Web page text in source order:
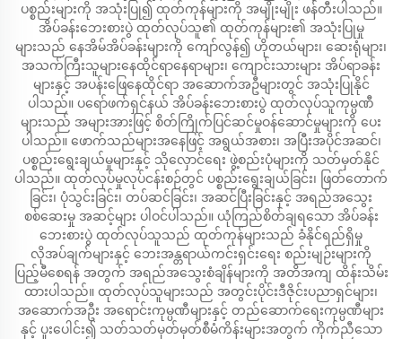
ပစ္စည်းများကို အသုံးပြု၍ ထုတ်ကုန်များကို အမျိုးမျိုး ဖန်တီးပါသည်။
အိပ်ခန်းဘေးစားပွဲ ထုတ်လုပ်သူ၏ ထုတ်ကုန်များ၏ အသုံးပြုမှု
များသည် နေအိမ်အိပ်ခန်းများကို ကျော်လွန်၍ ဟိုတယ်များ၊ ဆေးရုံများ၊
အသက်ကြီးသူများနေထိုင်ရာနေရာများ၊ ကျောင်းသားများ အိပ်ရာခန်း
များနှင့် အပန်းဖြေနေထိုင်ရာ အဆောက်အဦများတွင် အသုံးပြုနိုင်
ပါသည်။ ပရော်ဖက်ရှင်နယ် အိပ်ခန်းဘေးစားပွဲ ထုတ်လုပ်သူကုမ္ပဏီ
များသည် အများအားဖြင့် စိတ်ကြိုက်ပြင်ဆင်မှုဝန်ဆောင်မှုများကို ပေး
ပါသည်။ ဖောက်သည်များအနေဖြင့် အရွယ်အစား၊ အပြီးအပိုင်အဆင်၊
ပစ္စည်းရွေးချယ်မှုများနှင့် သိုလှောင်ရေး ဖွဲ့စည်းပုံများကို သတ်မှတ်နိုင်
ပါသည်။ ထုတ်လုပ်မှုလုပ်ငန်းစဉ်တွင် ပစ္စည်းရွေးချယ်ခြင်း၊ ဖြတ်တောက်
ခြင်း၊ ပုံသွင်းခြင်း၊ တပ်ဆင်ခြင်း၊ အဆင်ပြီးခြင်းနှင့် အရည်အသွေး
စစ်ဆေးမှု အဆင့်များ ပါဝင်ပါသည်။ ယုံကြည်စိတ်ချရသော အိပ်ခန်း
ဘေးစားပွဲ ထုတ်လုပ်သူသည် ထုတ်ကုန်များသည် ခံနိုင်ရည်ရှိမှု
လိုအပ်ချက်များနှင့် ဘေးအန္တရာယ်ကင်းရှင်းရေး စည်းမျဉ်းများကို
ပြည့်မီစေရန် အတွက် အရည်အသွေးစံချိန်များကို အတိအကျ ထိန်းသိမ်း
ထားပါသည်။ ထုတ်လုပ်သူများသည် အတွင်းပိုင်းဒီဇိုင်းပညာရှင်များ၊
အဆောက်အဦး အရောင်းကုမ္ပဏီများနှင့် တည်ဆောက်ရေးကုမ္ပဏီများ
နှင့် ပူးပေါင်း၍ သတ်သတ်မှတ်မှတ်စီမံကိန်းများအတွက် ကိုက်ညီသော